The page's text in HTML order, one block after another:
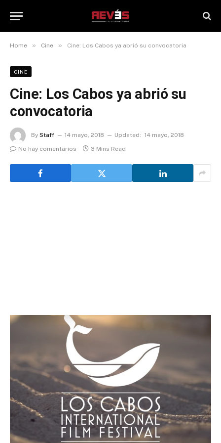
Home » Cine » Cine: Los Cabos ya abrió su convocatoria
CINE
Cine: Los Cabos ya abrió su
convocatoria
By Staff 14 mayo, 2018 Updated: 14 mayo, 2018
No hay comentarios
3 Mins Read